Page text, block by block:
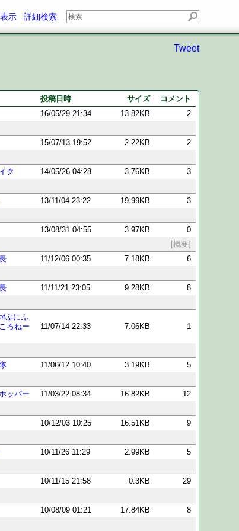
示 詳細検索
Tweet
投稿日時 サイズ
コメント
16/05/29 21:34 13.82KB
2
15/07/13 19:52 2.22KB
2
ク 14/05/26 04:28 3.76KB
3
13/11/04 23:22 19.99KB
3
13/08/31 04:55 3.97KB
0
[概要]
11/12/06 00:35 7.18KB
6
11/11/21 23:05 9.28KB
8
ぷにふ
ろねー
11/07/14 22:33 7.06KB 1
11/06/12 10:40 3.19KB
5
ッパー 11/03/22 08:34 16.82KB
12
10/12/03 10:25 16.51KB
9
10/11/26 11:29 2.99KB
5
10/11/15 21:58 0.3KB
29
10/08/09 01:21 17.84KB
8